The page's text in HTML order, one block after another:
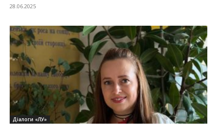
28.06.2025
Діалоги «ЛУ»